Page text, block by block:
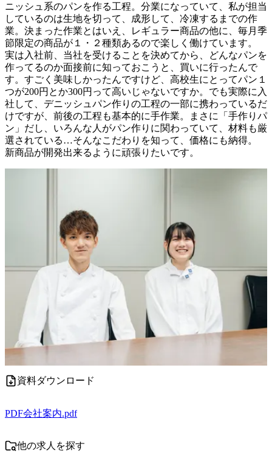
ニッシュ系のパンを作る工程。分業になっていて、私が担当
しているのは生地を切って、成形して、冷凍するまでの作
業。決まった作業とはいえ、レギュラー商品の他に、毎月季
節限定の商品が１・２種類あるので楽しく働けています。
実は入社前、当社を受けることを決めてから、どんなパンを
作ってるのか面接前に知っておこうと、買いに行ったんで
す。すごく美味しかったんですけど、高校生にとってパン１
つが200円とか300円って高いじゃないですか。でも実際に入
社して、デニッシュパン作りの工程の一部に携わっているだ
けですが、前後の工程も基本的に手作業。まさに「手作りパ
ン」だし、いろんな人がパン作りに関わっていて、材料も厳
選されている…そんなこだわりを知って、価格にも納得。
資料ダウンロード
PDF会社案内.pdf
他の求人を探す